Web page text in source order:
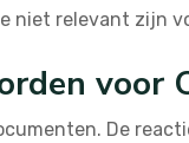
niet relevant zijn
voor
De